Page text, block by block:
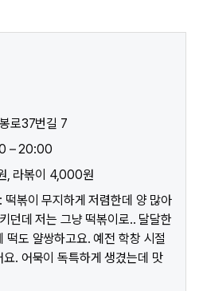
로37번길 7
– 20:00
, 라볶이 4,000원
볶이 무지하게 저렴한데 양 많아
던데 저는 그냥 떡볶이로.. 달달한
떡도 얄쌍하고요. 예전 학창 시절
. 어묵이 독특하게 생겼는데 맛